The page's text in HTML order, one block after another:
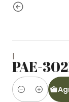
|
PAE-
Cantidad